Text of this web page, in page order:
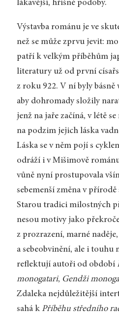
lákavější, hříšné podoby.
Výstavba románu je ve
než se může zprvu jevit:
patří k velkým příběhům
literatury už od první
z roku 922. V ní byly básně
aby dohromady složily
jenž na jaře začíná, v létě
na podzim jejich láska
Láska se v něm pojí s
odráží i v Mišimově
vůně nyní prostupovala
sebemenší změna v přírodě
Starou tradici milostných
nesou motivy jako
z prozrazení, marné
a sebeobvinění, ale i touhu
reflektují autoři od období
monogatari, Gendži
Zdaleka nejdůležitější
sahá k Příběhu středního